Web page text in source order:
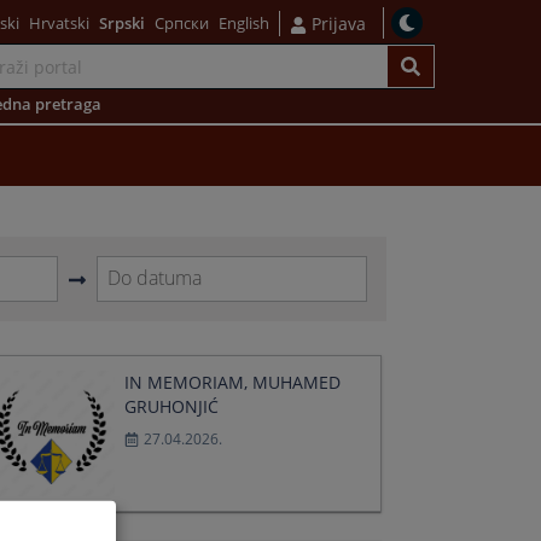
Hrvatski Srpski Српски English Prijava
pretraga
to
interact
with
the
calendar
select
IN MEMORIAM, MUHAMED
GRUHONJIĆ
27.04.2026.